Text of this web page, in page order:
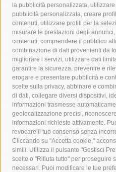
la pubblicità personalizzata,
pubblicità personalizzata, creare
contenuti, utilizzare profili per la
misurare le prestazioni degli
contenuti, comprendere il pubblico
combinazione di dati provenienti da
migliorare i servizi, utilizzare dati
garantire la sicurezza, prevenire e
erogare e presentare pubblicità e
scelte sulla privacy, abbinare e
di dati, collegare diversi dispositivi,
informazioni trasmesse
geolocalizzazione precisi,
informazioni richieste attivamente.
revocare il tuo consenso senza
Cliccando su "Accetta cookie,"
simili. Utilizza il pulsante "Gestisci
scelte o "Rifiuta tutto" per proseguire
necessari. Puoi modificare le tue
Asl Napoli 3 sud
capitaneria
castellammare di stabia
comune di sorrento
concerto
costiera amalfitana
covid-19
fondazione sorrento
gori
lavori
lorenzo balducelli
massimo coppola
Meta
penisola sorrentina
piano di
protezione civile
Regione
sindaco cuomo
sorrento
turismo
Vico Equense villa